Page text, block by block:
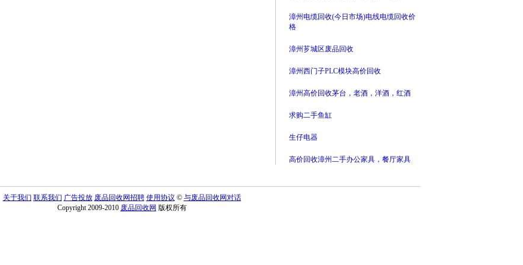
漳州电缆回收(今日市场)电线电缆回收价
格
漳州芗城区废品回收
漳州西门子PLC模块高价回收
漳州高价回收茅台，老酒，洋酒，红酒
求购二手鱼缸
生仔电器
高价回收漳州二手办公家具，餐厅家具
关于我们 联系我们 广告投放 废品回收网招聘 使用协议 © 与废品回收网对话
Copyright 2009-2010 废品回收网 版权所有